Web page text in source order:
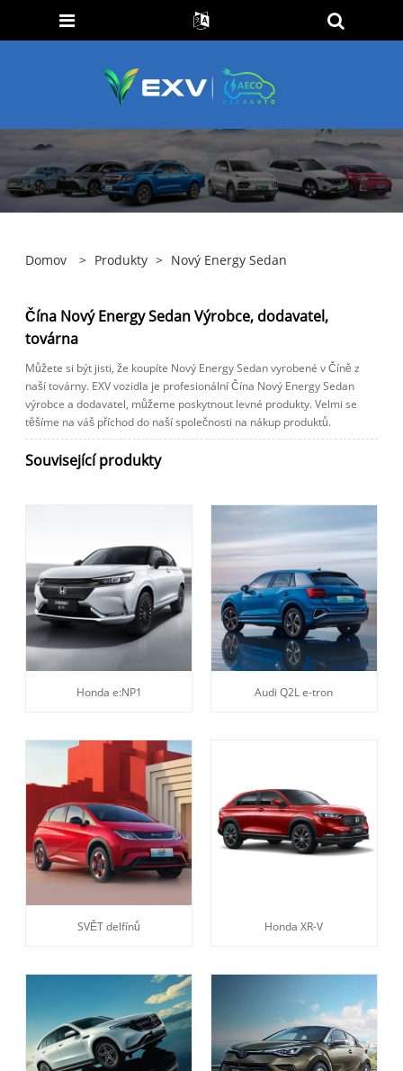
Domov > Produkty > Nový Energy Sedan
Čína Nový Energy Sedan Výrobce, dodavatel,
továrna
Můžete si být jisti, že koupíte Nový Energy Sedan vyrobené v Číně z
naší továrny. EXV vozidla je profesionální Čína Nový Energy Sedan
výrobce a dodavatel, můžeme poskytnout levné produkty. Velmi se
těšíme na váš příchod do naší společnosti na nákup produktů.
Související produkty
Honda e:NP1 Audi Q2L e-tron
SVĚT delfínů Honda XR-V